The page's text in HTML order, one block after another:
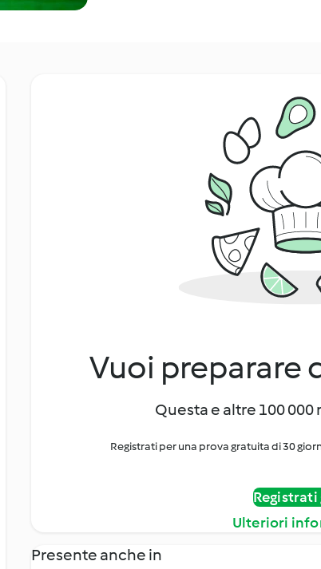
Vuoi preparare
Questa e altre 100
Registrati per una prova gratuita di 30
Registrati
Ulteriori
Presente anche in